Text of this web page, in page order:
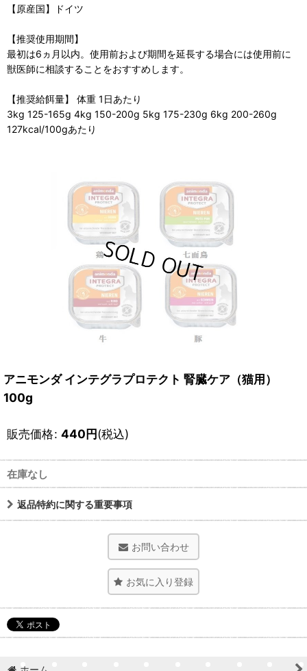
【原産国】ドイツ
【推奨使用期間】
最初は6ヵ月以内。使用前および期間を延長する場合には使用前に
獣医師に相談することをおすすめします。
【推奨給餌量】 体重 1日あたり
3kg 125-165g 4kg 150-200g 5kg 175-230g 6kg 200-260g
127kcal/100gあたり
アニモンダ インテグラプロテクト 腎臓ケア（猫用）
100g
販売価格: 440円(税込)
在庫なし
返品特約に関する重要事項
お問い合わせ
お気に入り登録